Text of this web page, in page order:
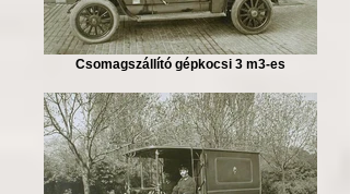
Csomagszállító gépkocsi 3 m3-es